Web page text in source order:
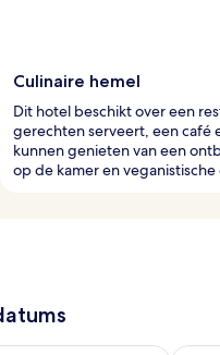
Culinaire hemel
Dit hotel beschikt over een
gerechten serveert, een café
kunnen genieten van een
op de kamer en